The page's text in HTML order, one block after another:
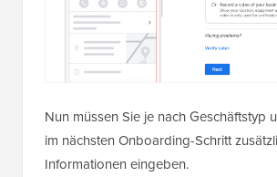
Nun müssen Sie je nach Geschäftstyp
im nächsten Onboarding-Schritt
Informationen eingeben.